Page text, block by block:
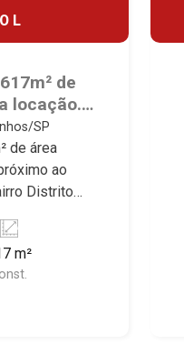
L
de
locação.
próximo
-
SP
de área
ao
Distrito
que a
para
m²